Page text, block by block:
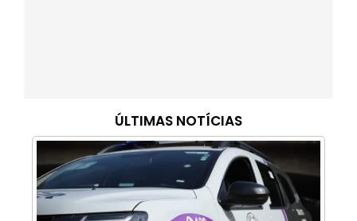
ÚLTIMAS NOTÍCIAS